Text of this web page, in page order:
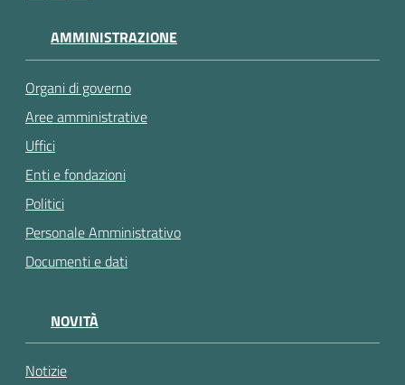
AMMINISTRAZIONE
Organi di governo
Aree amministrative
Uffici
Enti e fondazioni
Politici
Personale Amministrativo
Documenti e dati
NOVITÀ
Notizie